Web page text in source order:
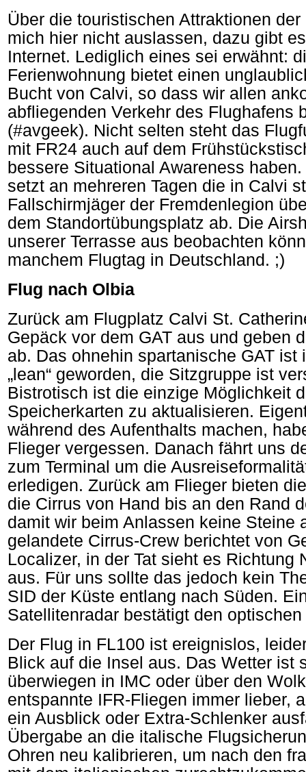
Über die touristischen Attraktionen
mich hier nicht auslassen, dazu gibt
Internet. Lediglich eines sei erwähnt:
Ferienwohnung bietet einen
Bucht von Calvi, so dass wir allen
abfliegenden Verkehr des Flughafens
(#avgeek). Nicht selten steht das
mit FR24 auch auf dem
bessere Situational Awareness
setzt an mehreren Tagen die in Calvi
Fallschirmjäger der Fremdenlegion
dem Standortübungsplatz ab. Die
unserer Terrasse aus beobachten
manchem Flugtag in Deutschland. ;)
Flug nach Olbia
Zurück am Flugplatz Calvi St.
Gepäck vor dem GAT aus und geben
ab. Das ohnehin spartanische GAT ist
„lean“ geworden, die Sitzgruppe ist
Bistrotisch ist die einzige Möglichkeit
Speicherkarten zu aktualisieren.
während des Aufenthalts machen,
Flieger vergessen. Danach fährt uns
zum Terminal um die
erledigen. Zurück am Flieger bieten
die Cirrus von Hand bis an den Rand
damit wir beim Anlassen keine Steine
gelandete Cirrus-Crew berichtet von
Localizer, in der Tat sieht es Richtung
aus. Für uns sollte das jedoch kein
SID der Küste entlang nach Süden.
Satellitenradar bestätigt den
Der Flug in FL100 ist ereignislos,
Blick auf die Insel aus. Das Wetter ist
überwiegen in IMC oder über den
entspannte IFR-Fliegen immer lieber,
ein Ausblick oder Extra-Schlenker
Übergabe an die italische
Ohren neu kalibrieren, um nach den